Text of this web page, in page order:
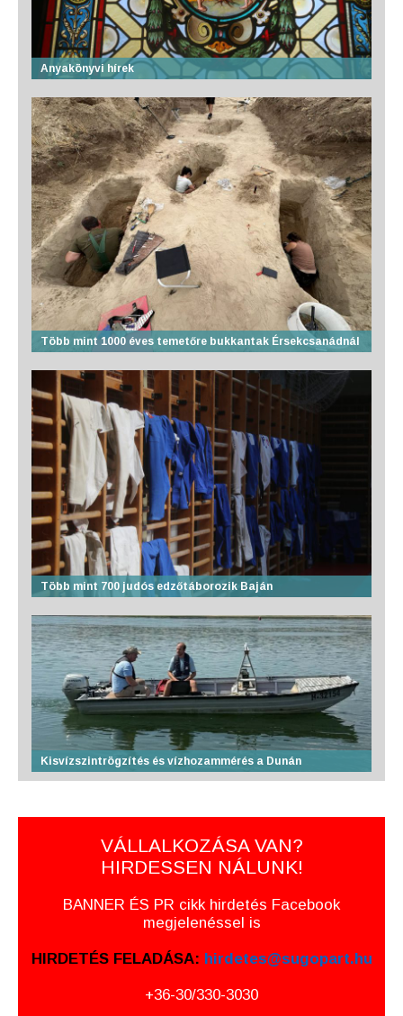
Anyakönyvi hírek
Több mint 1000 éves temetőre bukkantak Érsekcsanádnál
Több mint 700 judós edzőtáborozik Baján
Kisvízszintrögzítés és vízhozammérés a Dunán
VÁLLALKOZÁSA VAN?
HIRDESSEN NÁLUNK!
BANNER ÉS PR cikk hirdetés Facebook
megjelenéssel is
HIRDETÉS FELADÁSA: hirdetes@sugopart.hu
+36-30/330-3030